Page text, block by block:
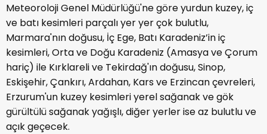
Meteoroloji Genel Müdürlüğü'ne göre yurdun kuzey, iç
ve batı kesimleri parçalı yer yer çok bulutlu,
Marmara'nın doğusu, İç Ege, Batı Karadeniz’in iç
kesimleri, Orta ve Doğu Karadeniz (Amasya ve Çorum
hariç) ile Kırklareli ve Tekirdağ'ın doğusu, Sinop,
Eskişehir, Çankırı, Ardahan, Kars ve Erzincan çevreleri,
Erzurum'un kuzey kesimleri yerel sağanak ve gök
gürültülü sağanak yağışlı, diğer yerler ise az bulutlu ve
açık geçecek.